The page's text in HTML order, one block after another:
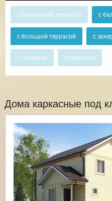
с маленькой террасой с
с большой террасой с
с гаражом с террасой
Дома каркасные под